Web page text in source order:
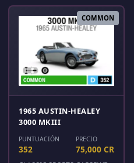
COMMON
1965 AUSTIN-HEALEY
3000 MKIII
PUNTUACIÓN
352
PRECIO
75,000 CR